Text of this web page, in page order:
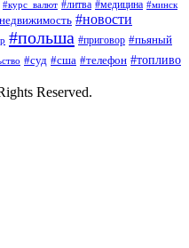
#курс_валют #литва #медицина #минск
#новости
#польша #приговор #пьяный
#суд #сша #телефон #топливо
Reserved.